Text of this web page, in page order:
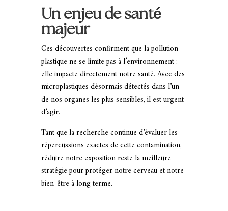
Un enjeu de santé
majeur
Ces découvertes confirment que la pollution
plastique ne se limite pas à l’environnement :
elle impacte directement notre santé. Avec des
microplastiques désormais détectés dans l’un
de nos organes les plus sensibles, il est urgent
d’agir.
Tant que la recherche continue d’évaluer les
répercussions exactes de cette contamination,
réduire notre exposition reste la meilleure
stratégie pour protéger notre cerveau et notre
bien-être à long terme.